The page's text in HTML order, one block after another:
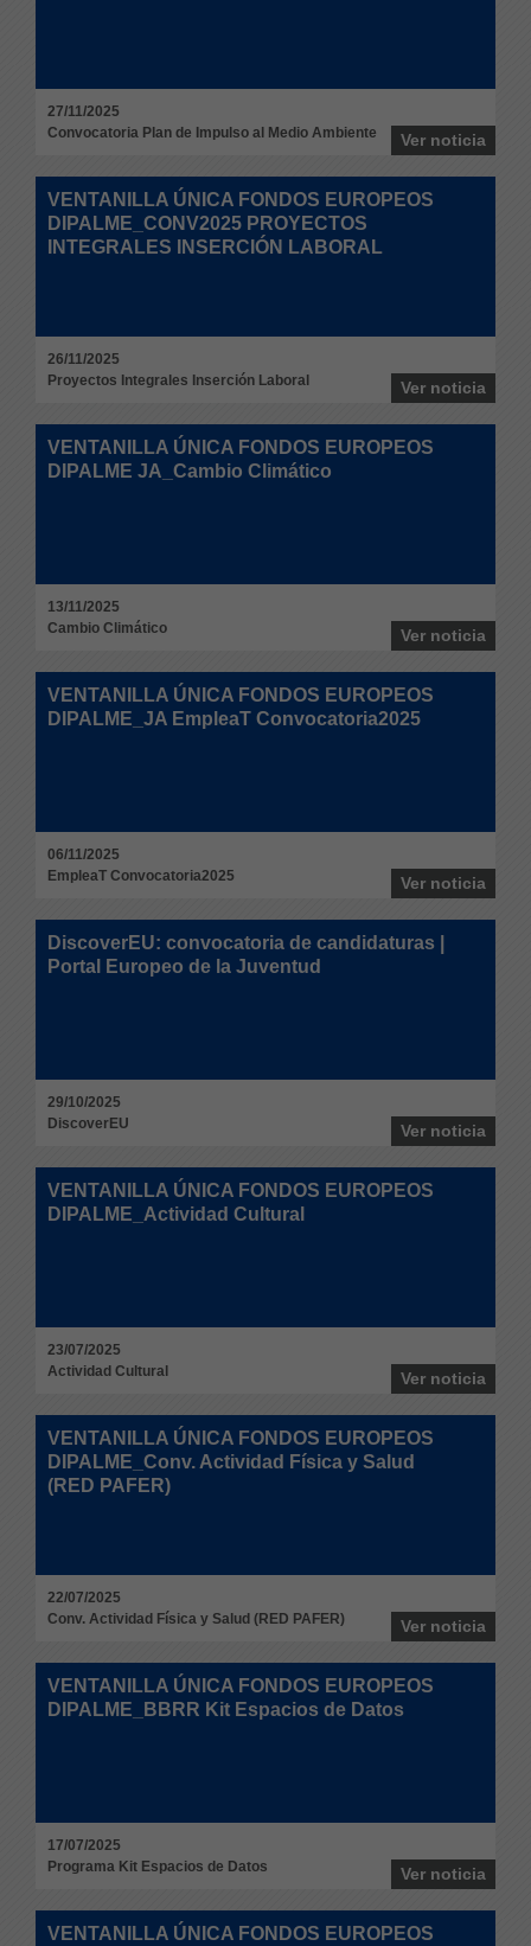
27/11/2025
Convocatoria Plan de Impulso al Medio Ambiente
Ver noticia
VENTANILLA ÚNICA FONDOS EUROPEOS
DIPALME_CONV2025 PROYECTOS
INTEGRALES INSERCIÓN LABORAL
26/11/2025
Proyectos Integrales Inserción Laboral
Ver noticia
VENTANILLA ÚNICA FONDOS EUROPEOS
DIPALME JA_Cambio Climático
13/11/2025
Cambio Climático
Ver noticia
VENTANILLA ÚNICA FONDOS EUROPEOS
DIPALME_JA EmpleaT Convocatoria2025
06/11/2025
EmpleaT Convocatoria2025
Ver noticia
DiscoverEU: convocatoria de candidaturas |
Portal Europeo de la Juventud
29/10/2025
DiscoverEU
Ver noticia
VENTANILLA ÚNICA FONDOS EUROPEOS
DIPALME_Actividad Cultural
23/07/2025
Actividad Cultural
Ver noticia
VENTANILLA ÚNICA FONDOS EUROPEOS
DIPALME_Conv. Actividad Física y Salud
(RED PAFER)
22/07/2025
Conv. Actividad Física y Salud (RED PAFER)
Ver noticia
VENTANILLA ÚNICA FONDOS EUROPEOS
DIPALME_BBRR Kit Espacios de Datos
17/07/2025
Programa Kit Espacios de Datos
Ver noticia
VENTANILLA ÚNICA FONDOS EUROPEOS